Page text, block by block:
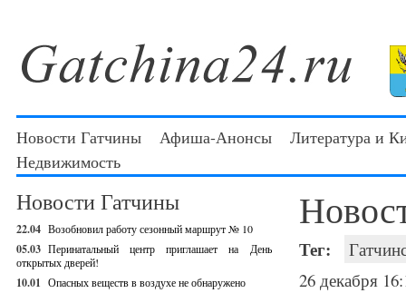
Новости Гатчины Афиша-Анонсы
Литература и
Недвижимость
Новости Гатчины
22.04 Возобновил работу сезонный маршрут № 10
05.03 Перинатальный центр приглашает на День
открытых дверей!
10.01 Опасных веществ в воздухе не обнаружено
Тег:
26 декабря